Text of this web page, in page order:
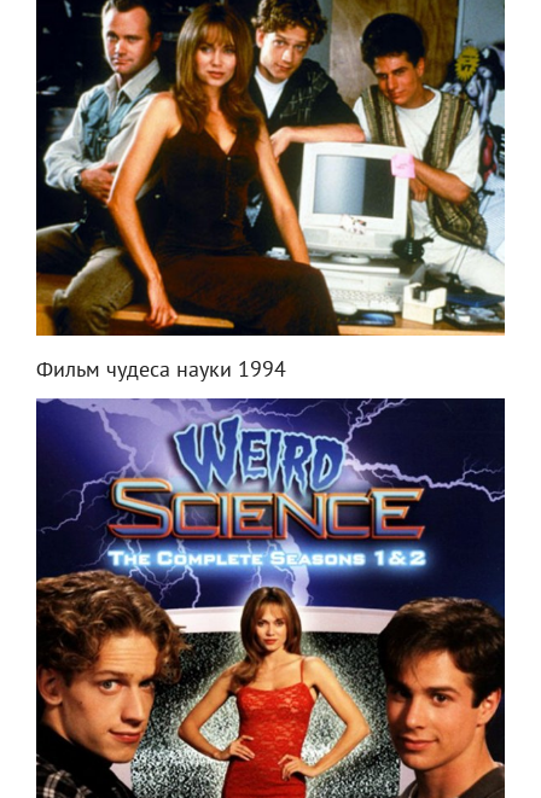
Фильм чудеса науки 1994